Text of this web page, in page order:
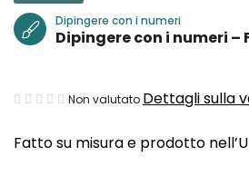
Fatto su misura e prodotto
Dipingere con i numeri
Dipingere con i numeri
La
media
Non valutato Dettagli sulla